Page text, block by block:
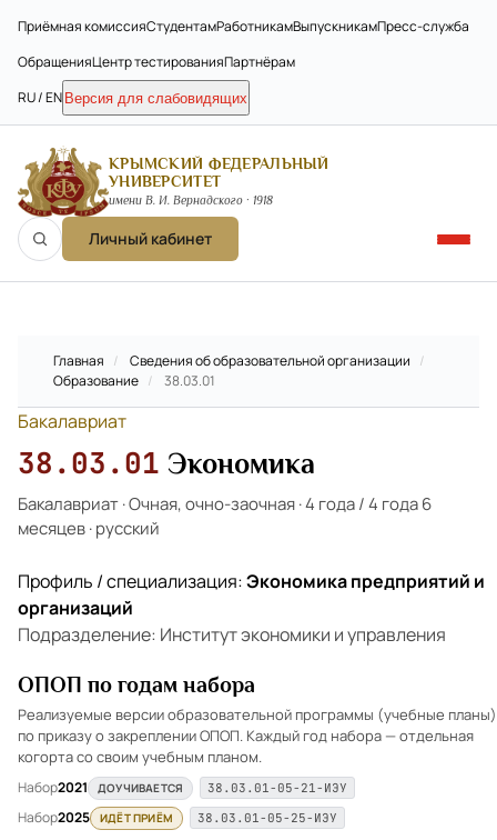
Приёмная комиссияСтудентамРаботникамВыпускникамПресс-служба
ОбращенияЦентр тестированияПартнёрам
RU / EN Версия для слабовидящих
КРЫМСКИЙ ФЕДЕРАЛЬНЫЙ
УНИВЕРСИТЕТ
имени В. И. Вернадского · 1918
Личный кабинет
Главная / Сведения об образовательной организации /
Образование / 38.03.01
Бакалавриат
38.03.01 Экономика
Бакалавриат·Очная, очно-заочная·4 года / 4 года 6
месяцев·русский
Профиль / специализация:Экономика предприятий и
организаций
Подразделение: Институт экономики и управления
ОПОП по годам набора
Реализуемые версии образовательной программы (учебные планы)
по приказу о закреплении ОПОП. Каждый год набора — отдельная
когорта со своим учебным планом.
Набор2021 ДОУЧИВАЕТСЯ 38.03.01-05-21-ИЭУ
Набор2025 ИДЁТ ПРИЁМ 38.03.01-05-25-ИЭУ